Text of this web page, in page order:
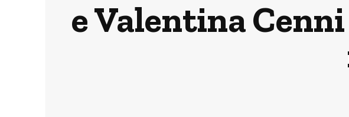
e Valentina